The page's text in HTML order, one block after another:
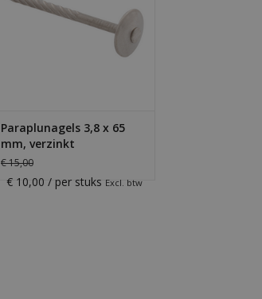
Paraplunagels 3,8 x 65
mm, verzinkt
€ 15,00
€ 10,00 / per stuks Excl. btw